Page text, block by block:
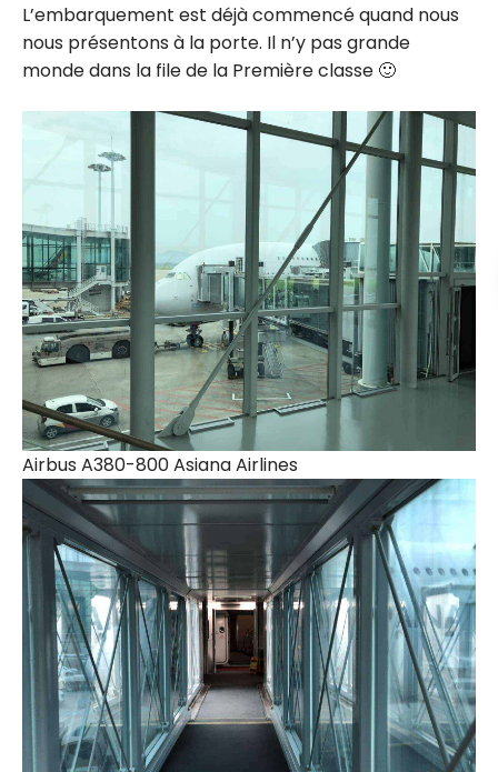
L’embarquement est déjà commencé quand nous
nous présentons à la porte. Il n’y pas grande
monde dans la file de la Première classe 🙂
Airbus A380-800 Asiana Airlines